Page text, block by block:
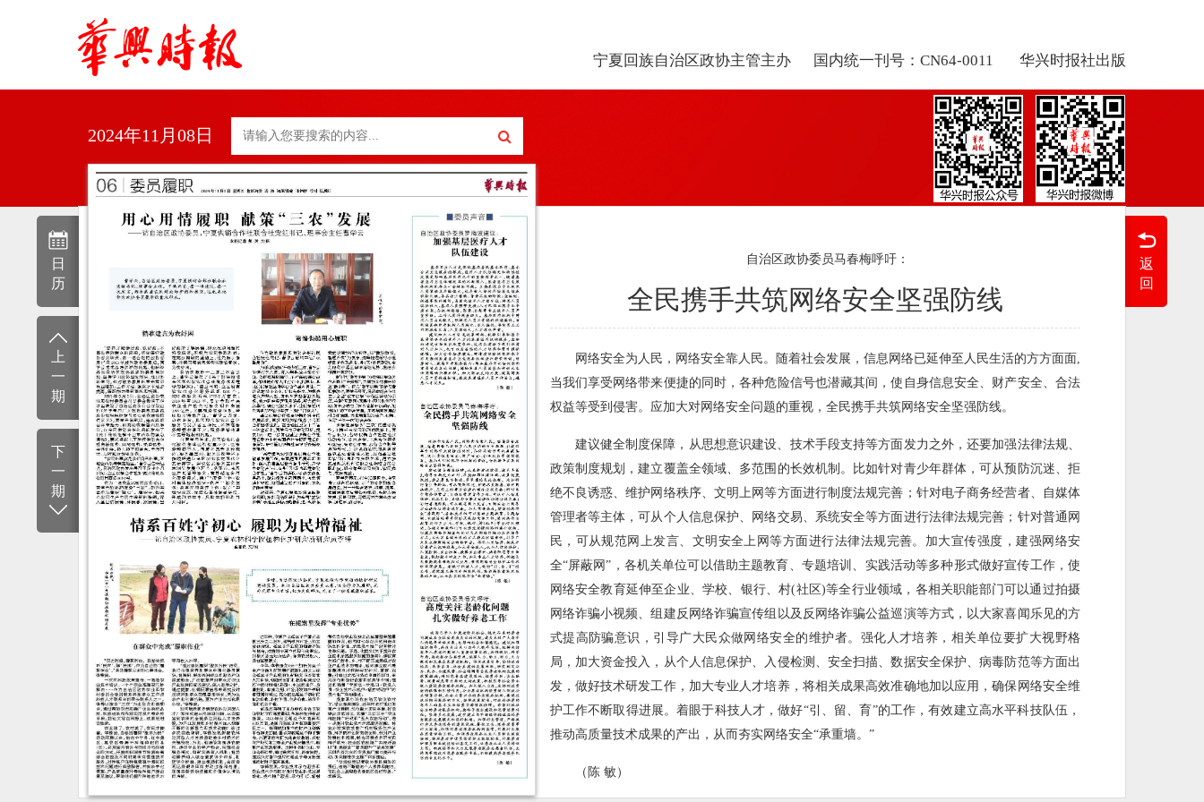
宁夏回族自治区政协主管主办 国内统一刊号：CN64-0011 华兴时报社出版
日
历
上
一
期
下
一
期
返
回
2024年11月08日
自治区政协委员马春梅呼吁：
全民携手共筑网络安全坚强防线
网络安全为人民，网络安全靠人民。随着社会发展，信息网络已延伸至人民生活的方方面面,
当我们享受网络带来便捷的同时，各种危险信号也潜藏其间，使自身信息安全、财产安全、合法
权益等受到侵害。应加大对网络安全问题的重视，全民携手共筑网络安全坚强防线。
建议健全制度保障，从思想意识建设、技术手段支持等方面发力之外，还要加强法律法规、
政策制度规划，建立覆盖全领域、多范围的长效机制。比如针对青少年群体，可从预防沉迷、拒
绝不良诱惑、维护网络秩序、文明上网等方面进行制度法规完善；针对电子商务经营者、自媒体
管理者等主体，可从个人信息保护、网络交易、系统安全等方面进行法律法规完善；针对普通网
民，可从规范网上发言、文明安全上网等方面进行法律法规完善。加大宣传强度，建强网络安
全“屏蔽网”，各机关单位可以借助主题教育、专题培训、实践活动等多种形式做好宣传工作，使
网络安全教育延伸至企业、学校、银行、村(社区)等全行业领域，各相关职能部门可以通过拍摄
网络诈骗小视频、组建反网络诈骗宣传组以及反网络诈骗公益巡演等方式，以大家喜闻乐见的方
式提高防骗意识，引导广大民众做网络安全的维护者。强化人才培养，相关单位要扩大视野格
局，加大资金投入，从个人信息保护、入侵检测、安全扫描、数据安全保护、病毒防范等方面出
发，做好技术研发工作，加大专业人才培养，将相关成果高效准确地加以应用，确保网络安全维
护工作不断取得进展。着眼于科技人才，做好“引、留、育”的工作，有效建立高水平科技队伍，
推动高质量技术成果的产出，从而夯实网络安全“承重墙。”
（陈 敏）